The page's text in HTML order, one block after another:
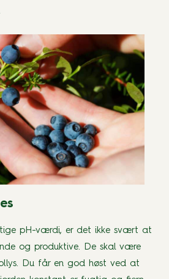
pH-værdi, er det ikke svært at
og produktive. De skal være
Du får en god høst ved at